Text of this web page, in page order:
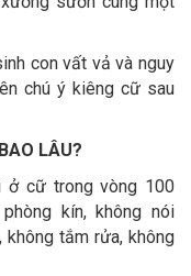
con vất vả và nguy
chú ý kiêng cữ sau
LÂU?
ở cữ trong vòng 100
kín, không nói
tắm rửa, không